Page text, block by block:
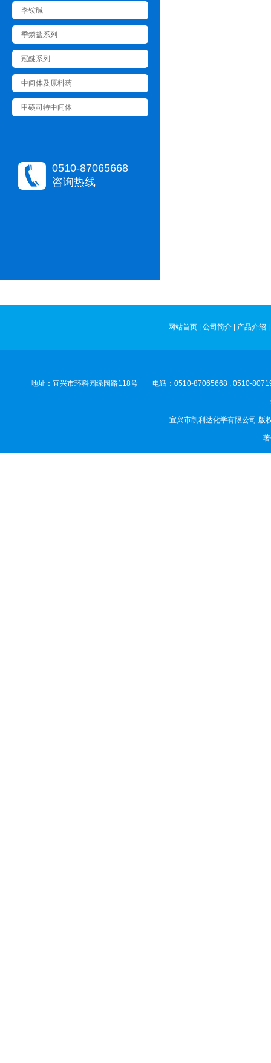
季铵碱
季鏻盐系列
冠醚系列
中间体及原料药
甲磺司特中间体
0510-87065668
咨询热线
网站首页| 公司简介| 产品介绍
地址：宜兴市环科园绿园路118号 电话：0510-87065668 ,
宜兴市凯利达化学有限公司 版